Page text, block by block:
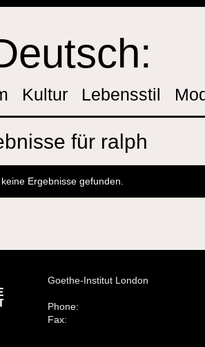
Kultur Lebensstil
für ralph
Ergebnisse gefunden.
Goethe-Institut London
Phone:
Fax: